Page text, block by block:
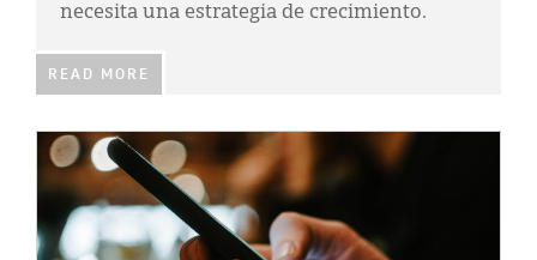
necesita una estrategia de crecimiento.
READ MORE
IMAGE: